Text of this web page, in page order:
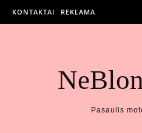
KONTAKTAI REKLAMA
Pasaulis